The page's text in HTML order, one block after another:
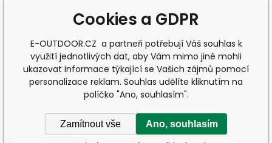
Cookies a GDPR
E-OUTDOOR.CZ a partneři potřebují Váš souhlas k
využití jednotlivých dat, aby Vám mimo jiné mohli
ukazovat informace týkající se Vašich zájmů pomocí
personalizace reklam. Souhlas udělíte kliknutím na
políčko "Ano, souhlasím".
Zamítnout vše Ano, souhlasím